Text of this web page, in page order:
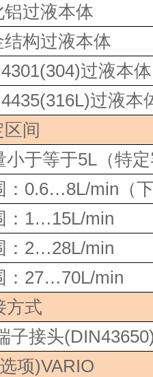
铝过液本体
构过液本体
过液本体
过液本
间
小于等于5L （特
0.6…8L/min （
1…15L/min
2…28L/min
27…70L/min
方式
子接头
项)VARIO